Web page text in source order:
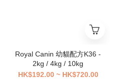
Royal Canin 幼貓配方K36 -
2kg / 4kg / 10kg
HK$192.00 ~ HK$720.00